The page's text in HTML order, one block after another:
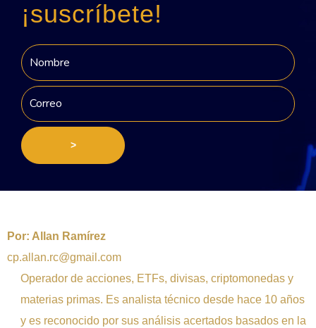
¡suscríbete!
>
Por: Allan Ramírez
cp.allan.rc@gmail.com
Operador de acciones, ETFs, divisas, criptomonedas y
materias primas. Es analista técnico desde hace 10 años
y es reconocido por sus análisis acertados basados en la